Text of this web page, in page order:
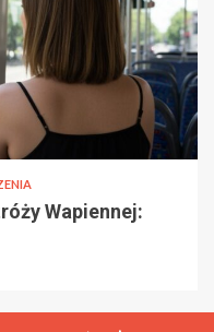
Wapiennej: